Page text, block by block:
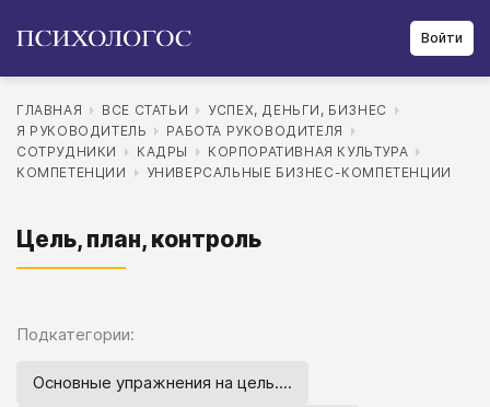
Войти
ГЛАВНАЯ ВСЕ СТАТЬИ
УСПЕХ, ДЕНЬГИ, БИЗНЕС
Я РУКОВОДИТЕЛЬ
РАБОТА РУКОВОДИТЕЛЯ
СОТРУДНИКИ
КАДРЫ
КОРПОРАТИВНАЯ КУЛЬТУРА
КОМПЕТЕНЦИИ
УНИВЕРСАЛЬНЫЕ БИЗНЕС-КОМПЕТЕНЦИИ
Цель, план, контроль
Подкатегории:
Основные упражнения на цель....